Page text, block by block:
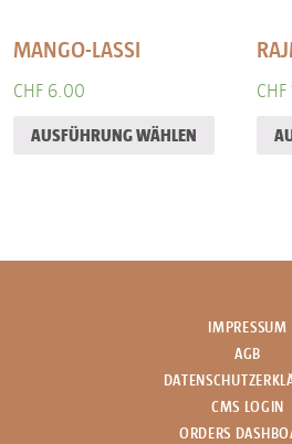
MANGO-LASSI
CHF 6.00
AUSFÜHRUNG WÄHLEN
CHF
IMPRESSUM
AGB
CMS LOGIN
ORDERS